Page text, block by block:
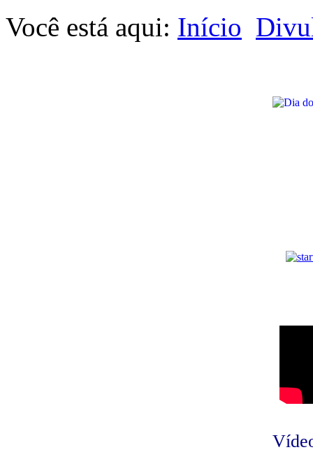
Você está aqui: Início